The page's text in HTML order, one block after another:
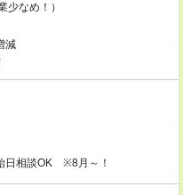
なめ！）
減
日相談OK ※8月～！